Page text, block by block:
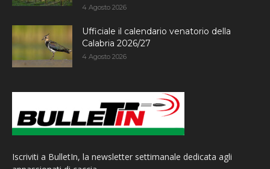
4 Agosto 2026
Ufficiale il calendario venatorio della
Calabria 2026/27
4 Agosto 2026
Iscriviti a BulletIn, la newsletter settimanale dedicata agli